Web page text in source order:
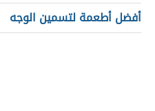
أفضل أطعمة لتسمين الوجه